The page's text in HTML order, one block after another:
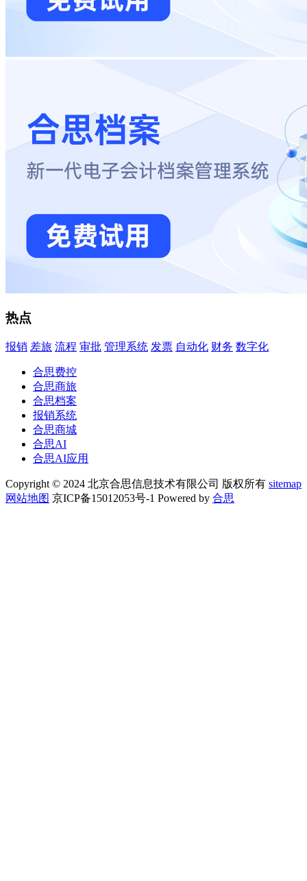
热点
报销 差旅 流程 审批 管理系统 发票 自动化 财务 数字化
合思费控
合思商旅
合思档案
报销系统
合思商城
合思AI
合思AI应用
Copyright © 2024 北京合思信息技术有限公司 版权所有 sitemap
网站地图 京ICP备15012053号-1 Powered by 合思